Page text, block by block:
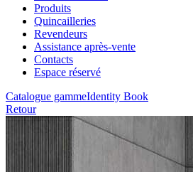
Produits
Quincailleries
Revendeurs
Assistance après-vente
Contacts
Espace réservé
Catalogue gammeIdentity Book
Retour